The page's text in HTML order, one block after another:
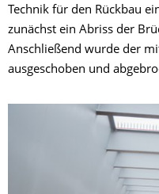
Technik für den Rückbau
zunächst ein Abriss der
Anschließend wurde der
ausgeschoben und